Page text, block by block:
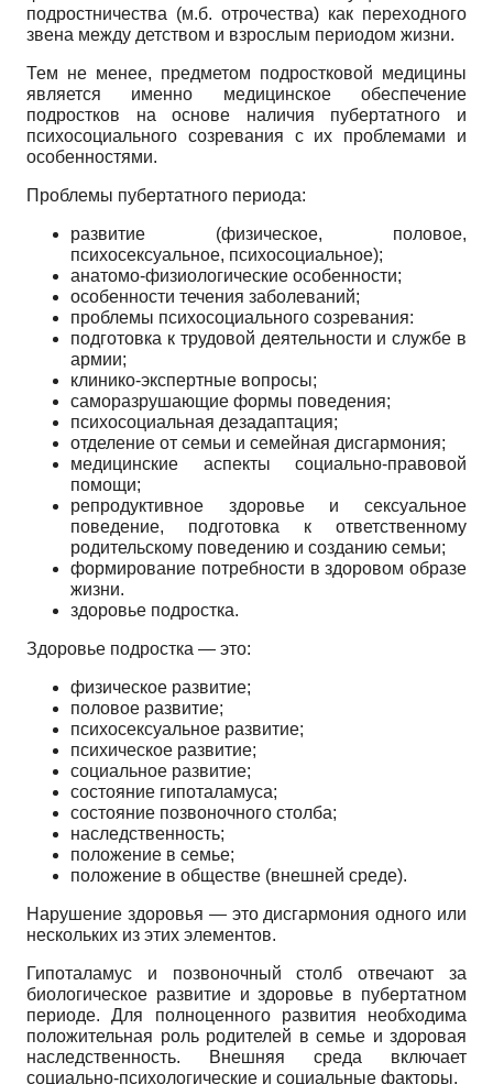
подростничества (м.б. отрочества) как переходного
звена между детством и взрослым периодом жизни.
Тем не менее, предметом подростковой медицины
является именно медицинское обеспечение
подростков на основе наличия пубертатного и
психосоциального созревания с их проблемами и
особенностями.
Проблемы пубертатного периода:
развитие (физическое, половое,
психосексуальное, психосоциальное);
анатомо-физиологические особенности;
особенности течения заболеваний;
проблемы психосоциального созревания:
подготовка к трудовой деятельности и службе в
армии;
клинико-экспертные вопросы;
саморазрушающие формы поведения;
психосоциальная дезадаптация;
отделение от семьи и семейная дисгармония;
медицинские аспекты социально-правовой
помощи;
репродуктивное здоровье и сексуальное
поведение, подготовка к ответственному
родительскому поведению и созданию семьи;
формирование потребности в здоровом образе
жизни.
здоровье подростка.
Здоровье подростка ― это:
физическое развитие;
половое развитие;
психосексуальное развитие;
психическое развитие;
социальное развитие;
состояние гипоталамуса;
состояние позвоночного столба;
наследственность;
положение в семье;
положение в обществе (внешней среде).
Нарушение здоровья — это дисгармония одного или
нескольких из этих элементов.
Гипоталамус и позвоночный столб отвечают за
биологическое развитие и здоровье в пубертатном
периоде. Для полноценного развития необходима
положительная роль родителей в семье и здоровая
наследственность. Внешняя среда включает
социально-психологические и социальные факторы.